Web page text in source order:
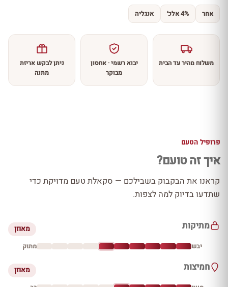
אחר 4% אלכ׳ אנגליה
משלוח מהיר עד הבית
יבוא רשמי · אחסון
מבוקר
ניתן לבקש אריזת
מתנה
פרופיל הטעם
איך זה טועם?
קראנו את הבקבוק בשבילכם — סקאלת טעם מדויקת כדי
שתדעו בדיוק למה לצפות.
מתיקות מאוזן
יבש מתוק
חמיצות מאוזן